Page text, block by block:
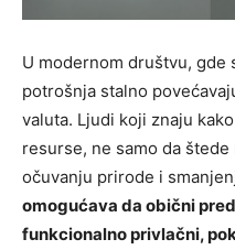
U modernom društvu, gde
potrošnja stalno
valuta. Ljudi koji znaju
resurse, ne samo da
očuvanju prirode i
omogućava da obični
funkcionalno privlačni,